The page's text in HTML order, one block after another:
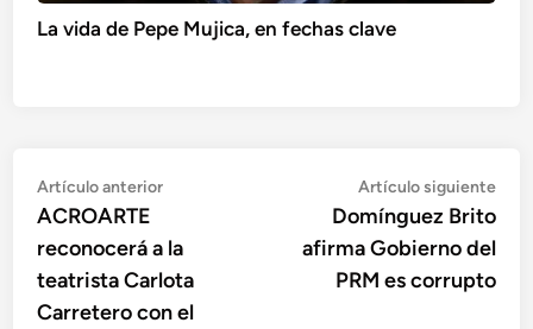
La vida de Pepe Mujica, en fechas clave
Navegación
de
entradas
Artículo anteriorArtículo
ACROARTE
reconocerá a la
teatrista Carlota
Carretero con el
Artículo siguiente
Domínguez Brito
afirma Gobierno del
PRM es corrupto